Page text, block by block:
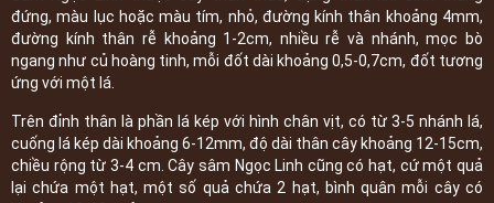
đứng, màu lục hoặc màu tím, nhỏ, đường kính thân khoảng 4mm,
đường kính thân rễ khoảng 1-2cm, nhiều rễ và nhánh, mọc bò
ngang như củ hoàng tinh, mỗi đốt dài khoảng 0,5-0,7cm, đốt tương
ứng với một lá.
Trên đỉnh thân là phần lá kép với hình chân vịt, có từ 3-5 nhánh lá,
cuống lá kép dài khoảng 6-12mm, độ dài thân cây khoảng 12-15cm,
chiều rộng từ 3-4 cm. Cây sâm Ngọc Linh cũng có hạt, cứ một quả
lại chứa một hạt, một số quả chứa 2 hạt, bình quân mỗi cây có